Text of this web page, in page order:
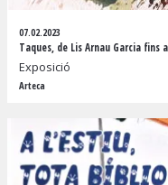
07.02.2023
Taques, de Lis Arnau Garcia fins
Exposició
Arteca